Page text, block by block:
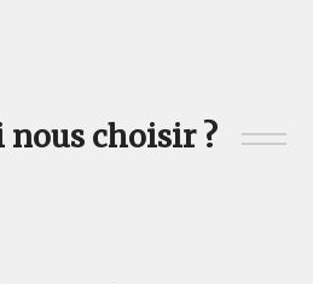
nous choisir ?